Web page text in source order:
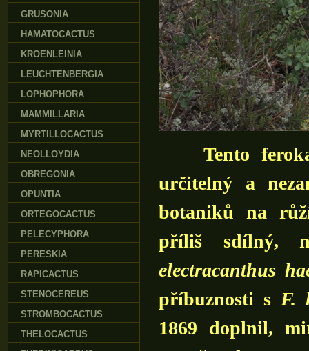
Tento
určitelný a
botaniků na
příliš sdílný,
electracanthus
příbuznosti s F.
1869 doplnil,
GRUSONIA
HAMATOCACTUS
KROENLEINIA
LEUCHTENBERGIA
LOPHOPHORA
MAMMILLARIA
MYRTILLOCACTUS
NEOLLOYDIA
OBREGONIA
OPUNTIA
ORTEGOCACTUS
PELECYPHORA
PERESKIA
RAPICACTUS
STENOCEREUS
STROMBOCACTUS
THELOCACTUS